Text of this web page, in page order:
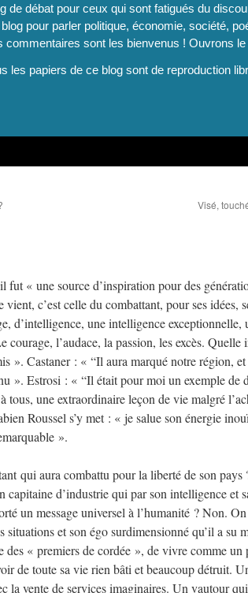
de débat pour ceux qui sont fatigués du
pour parler politique, économie, société,
commentaires sont les bienvenus ! Ouvrons le
les papiers de ce blog sont de reproduction
Visé,
fut « une source d’inspiration pour des
c’est celle du combattant, pour ses
d’intelligence, une intelligence exceptionnelle,
l’audace, la passion, les excès. Quelle
». Castaner : « “Il aura marqué notre région,
». Estrosi : « “Il était pour moi un exemple de
tous, une extraordinaire leçon de vie malgré
Roussel s’y met : « je salue son énergie
».
qui aura combattu pour la liberté de son pays
capitaine d’industrie qui par son intelligence et
un message universel à l’humanité ? Non.
et son égo surdimensionné qu’il a su
« premiers de cordée », de vivre comme un
de toute sa vie rien bâti et beaucoup détruit.
la vente de services imaginaires. Un vautour